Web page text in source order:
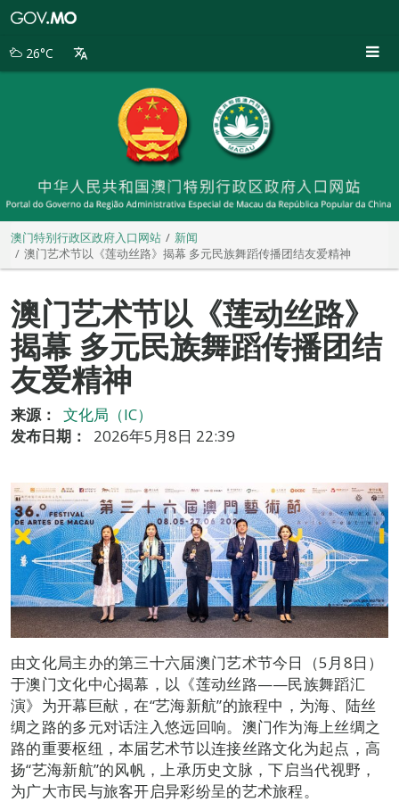
别
26°C
澳门特别行政区政府入口网站
新闻
澳门艺术节以《莲动丝路》揭幕 多元民族舞蹈传播团结友爱精神
澳门艺术节以《莲动丝路》
揭幕 多元民族舞蹈传播团结
友爱精神
来源：
文化局（IC）
发布日期：
2026年5月8日 22:39
由文化局主办的第三十六届澳门艺术节今日（5月8日）
于澳门文化中心揭幕，以《莲动丝路——民族舞蹈汇
演》为开幕巨献，在“艺海新航”的旅程中，为海、陆丝
绸之路的多元对话注入悠远回响。澳门作为海上丝绸之
路的重要枢纽，本届艺术节以连接丝路文化为起点，高
扬“艺海新航”的风帆，上承历史文脉，下启当代视野，
为广大市民与旅客开启异彩纷呈的艺术旅程。